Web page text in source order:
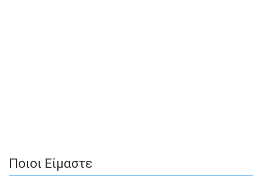
Ποιοι Είμαστε